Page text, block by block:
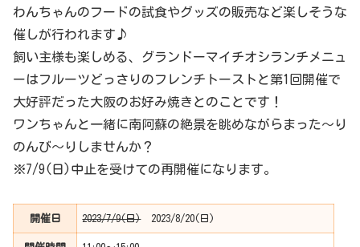
わんちゃんのフードの試食やグッズの販売など楽しそうな
催しが行われます♪
飼い主様も楽しめる、グランドーマイチオシランチメニュ
ーはフルーツどっさりのフレンチトーストと第1回開催で
大好評だった大阪のお好み焼きとのことです！
ワンちゃんと一緒に南阿蘇の絶景を眺めながらまった〜り
のんび〜りしませんか？
※7/9(日)中止を受けての再開催になります。
開催日 2023/7/9(日)2023/8/20(日)